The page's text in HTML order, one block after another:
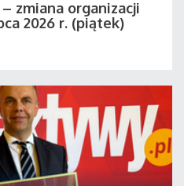
zmiana organizacji
2026 r. (piątek)